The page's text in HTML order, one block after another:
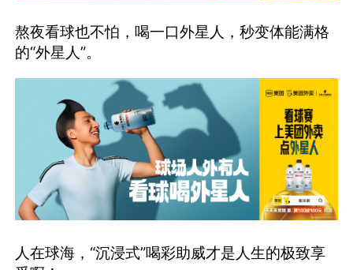
熬夜看球也不怕，喝一口外星人，秒变体能满格
的“外星人”。
人在球海，“沉浸式”喝彩助威才是人生的极致享